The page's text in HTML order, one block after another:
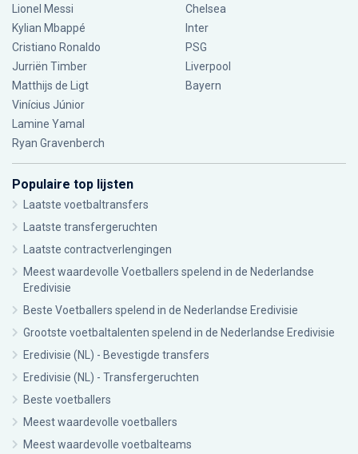
Lionel Messi
Kylian Mbappé
Cristiano Ronaldo
Jurriën Timber
Matthijs de Ligt
Vinícius Júnior
Lamine Yamal
Ryan Gravenberch
Chelsea
Inter
PSG
Liverpool
Bayern
Populaire top lijsten
Laatste voetbaltransfers
Laatste transfergeruchten
Laatste contractverlengingen
Meest waardevolle Voetballers spelend in de Nederlandse
Eredivisie
Beste Voetballers spelend in de Nederlandse Eredivisie
Grootste voetbaltalenten spelend in de Nederlandse Eredivisie
Eredivisie (NL) - Bevestigde transfers
Eredivisie (NL) - Transfergeruchten
Beste voetballers
Meest waardevolle voetballers
Meest waardevolle voetbalteams